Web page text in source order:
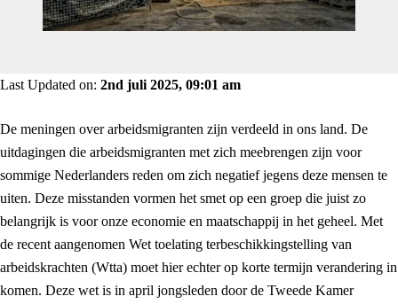
Last Updated on: 2nd juli 2025, 09:01 am
De meningen over arbeidsmigranten zijn verdeeld in ons land. De
uitdagingen die arbeidsmigranten met zich meebrengen zijn voor
sommige Nederlanders reden om zich negatief jegens deze mensen te
uiten. Deze misstanden vormen het smet op een groep die juist zo
belangrijk is voor onze economie en maatschappij in het geheel. Met
de recent aangenomen Wet toelating terbeschikkingstelling van
arbeidskrachten (Wtta) moet hier echter op korte termijn verandering in
komen. Deze wet is in april jongsleden door de Tweede Kamer